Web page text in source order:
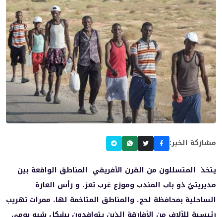
مشاركة الخبر:
يتخذ المتسللون من القرن الأفريقي المناطق الواقعة بين
مديريتيٌ ذو باب المندب وموزع غرب تعز، و رأس العارة
الساحلية بمحافظة لحج، والمناطق المتاخمة لها، ممرات تهريب